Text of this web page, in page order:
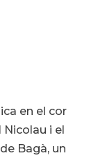
en el cor
Nicolau i el
Bagà, un